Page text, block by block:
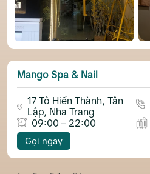
Mango Spa & Nail
17 Tô Hiến Thành, Tân
Lập, Nha Trang
09:00 – 22:00
Gọi ngay